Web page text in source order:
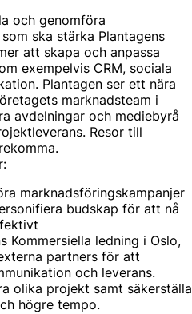
och genomföra
ska stärka Plantagens
att skapa och anpassa
exempelvis CRM, sociala
Plantagen ser ett nära
marknadsteam i
avdelningar och mediebyrå
Resor till
marknadsföringskampanjer
budskap för att nå
Kommersiella ledning i Oslo,
partners för att
och leverans.
olika projekt samt säkerställa
högre tempo.